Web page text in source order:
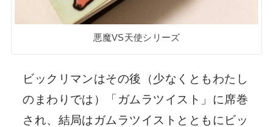
悪魔VS天使シリーズ
ビックリマンはその後（少なくともわたし
のまわりでは）「ガムラツイスト」に席巻
され、結局はガムラツイストとともにビッ